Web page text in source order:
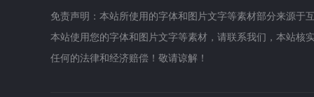
免责声明：本站所使用的字体和图片文字等素材部分来源
本站使用您的字体和图片文字等素材，请联系我们，本站
任何的法律和经济赔偿！敬请谅解！